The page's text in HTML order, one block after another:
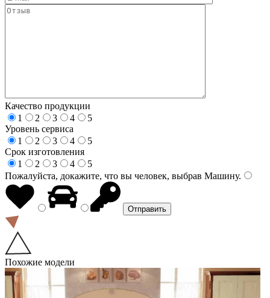
Качество продукции
1
2 3 4
5
Уровень сервиса
1
2 3 4
5
Срок изготовления
1
2 3 4
5
Пожалуйста, докажите, что вы человек, выбрав Машину.
Похожие модели